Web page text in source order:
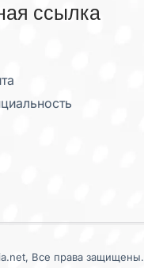
ссылка
Все права защищены.